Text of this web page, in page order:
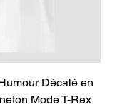
Décalé en
Mode T-Rex